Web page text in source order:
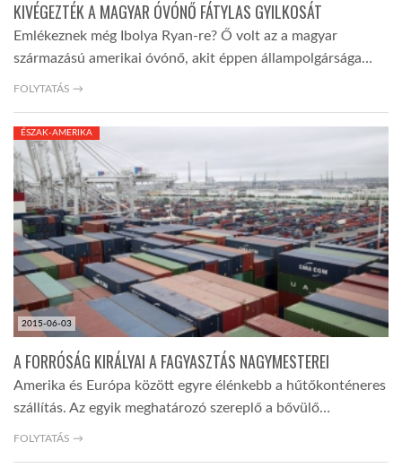
KIVÉGEZTÉK A MAGYAR ÓVÓNŐ FÁTYLAS GYILKOSÁT
Emlékeznek még Ibolya Ryan-re? Ő volt az a magyar
származású amerikai óvónő, akit éppen állampolgársága…
FOLYTATÁS →
2015-06-03
ÉSZAK-AMERIKA
A FORRÓSÁG KIRÁLYAI A FAGYASZTÁS NAGYMESTEREI
Amerika és Európa között egyre élénkebb a hűtőkonténeres
szállítás. Az egyik meghatározó szereplő a bővülő…
FOLYTATÁS →